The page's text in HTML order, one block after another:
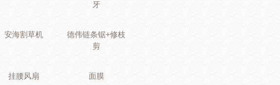
牙
安海割草机
德伟链条锯+修枝
剪
挂腰风扇 面膜